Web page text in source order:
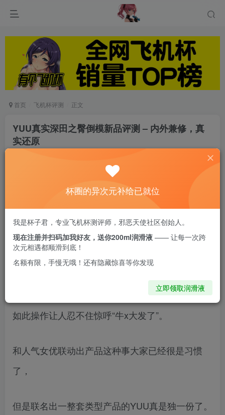
首页 飞机杯评测 正文
YUU真实深田之臀倒模新品评测 – 内外兼修，真
实还原
度合作，
接连推出深田飞机杯、深田极上生乳和深田真实之
如此操作让人忍不住惊呼“牛x大发了”。
和人气女优联动出产品这种事大家已经很是习惯
了，
但是联名出一整套类型产品的YUU真是独一份了。
杯圈的异次元补给已就位
我是杯子君，专业飞机杯测评师，邪恶天使社区创始人。
现在注册并扫码加我好友，送你200ml润滑液 —— 让每一次跨
次元相遇都顺滑到底！
名额有限，手慢无哦！还有隐藏惊喜等你发现
立即领取润滑液